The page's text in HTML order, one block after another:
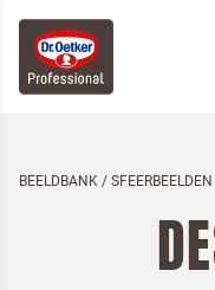
BEELDBANK / SFEERBEELDEN